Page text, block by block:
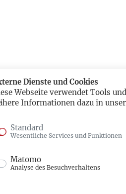
Dienste und Cookies
Webseite verwendet Tools
Informationen dazu in
Standard
Wesentliche Services und Funktionen
Matomo
Analyse des Besuchverhaltens